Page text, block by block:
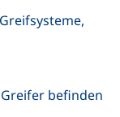
befinden